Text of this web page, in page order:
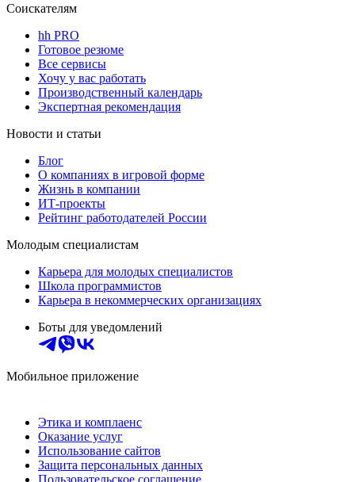
Соискателям
hh PRO
Готовое резюме
Все сервисы
Хочу у вас работать
Производственный календарь
Экспертная рекомендация
Новости и статьи
Блог
О компаниях в игровой форме
Жизнь в компании
ИТ-проекты
Рейтинг работодателей России
Молодым специалистам
Карьера для молодых специалистов
Школа программистов
Карьера в некоммерческих организациях
Боты для уведомлений
Мобильное приложение
Этика и комплаенс
Оказание услуг
Использование сайтов
Защита персональных данных
Пользовательское соглашение